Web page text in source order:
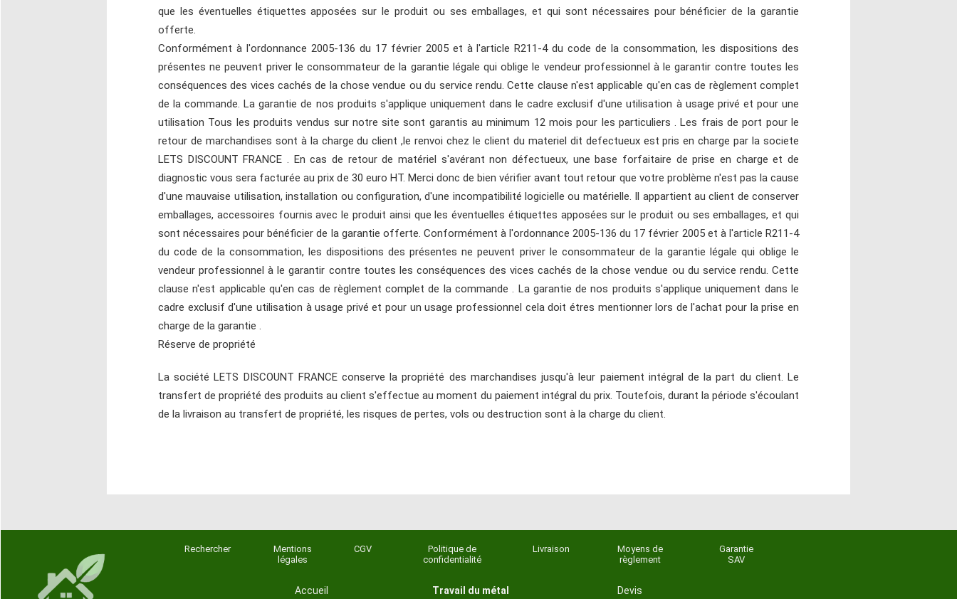
que les éventuelles étiquettes apposées sur le produit ou ses emballages, et qui sont nécessaires pour bénéficier de la garantie
offerte.
Conformément à l'ordonnance 2005-136 du 17 février 2005 et à l'article R211-4 du code de la consommation, les dispositions des
présentes ne peuvent priver le consommateur de la garantie légale qui oblige le vendeur professionnel à le garantir contre toutes les
conséquences des vices cachés de la chose vendue ou du service rendu. Cette clause n'est applicable qu'en cas de règlement complet
de la commande. La garantie de nos produits s'applique uniquement dans le cadre exclusif d'une utilisation à usage privé et pour une
utilisation Tous les produits vendus sur notre site sont garantis au minimum 12 mois pour les particuliers . Les frais de port pour le
retour de marchandises sont à la charge du client ,le renvoi chez le client du materiel dit defectueux est pris en charge par la societe
LETS DISCOUNT FRANCE . En cas de retour de matériel s'avérant non défectueux, une base forfaitaire de prise en charge et de
diagnostic vous sera facturée au prix de 30 euro HT. Merci donc de bien vérifier avant tout retour que votre problème n'est pas la cause
d'une mauvaise utilisation, installation ou configuration, d'une incompatibilité logicielle ou matérielle. Il appartient au client de conserver
emballages, accessoires fournis avec le produit ainsi que les éventuelles étiquettes apposées sur le produit ou ses emballages, et qui
sont nécessaires pour bénéficier de la garantie offerte. Conformément à l'ordonnance 2005-136 du 17 février 2005 et à l'article R211-4
du code de la consommation, les dispositions des présentes ne peuvent priver le consommateur de la garantie légale qui oblige le
vendeur professionnel à le garantir contre toutes les conséquences des vices cachés de la chose vendue ou du service rendu. Cette
clause n'est applicable qu'en cas de règlement complet de la commande . La garantie de nos produits s'applique uniquement dans le
cadre exclusif d'une utilisation à usage privé et pour un usage professionnel cela doit étres mentionner lors de l'achat pour la prise en
charge de la garantie .
Réserve de propriété
La société LETS DISCOUNT FRANCE conserve la propriété des marchandises jusqu'à leur paiement intégral de la part du client. Le
transfert de propriété des produits au client s'effectue au moment du paiement intégral du prix. Toutefois, durant la période s'écoulant
de la livraison au transfert de propriété, les risques de pertes, vols ou destruction sont à la charge du client.
Rechercher
Mentions
légales
CGV
Politique de
confidentialité
Livraison
Moyens de
règlement
Garantie
SAV
Accueil Travail du métal Devis